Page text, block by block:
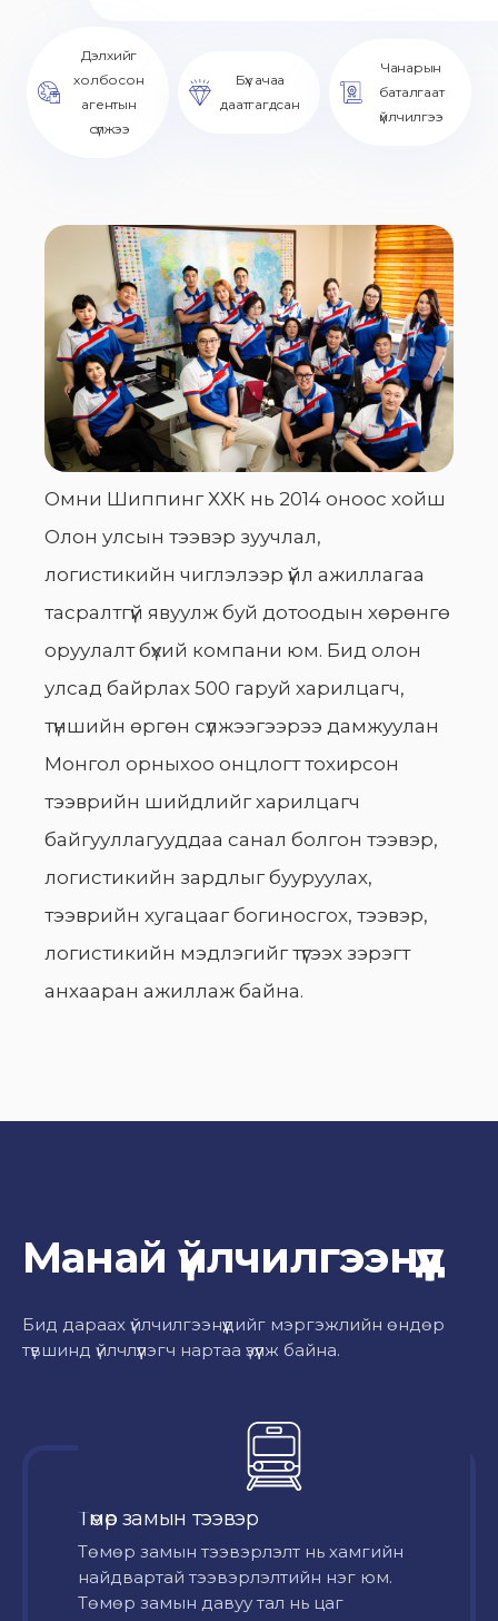
Дэлхийг
холбосон
агентын
сүлжээ
Бүх ачаа
даатгагдсан
Чанарын
баталгаат
үйлчилгээ
Омни Шиппинг ХХК нь 2014 оноос хойш
Олон улсын тээвэр зуучлал,
логистикийн чиглэлээр үйл ажиллагаа
тасралтгүй явуулж буй дотоодын хөрөнгө
оруулалт бүхий компани юм. Бид олон
улсад байрлах 500 гаруй харилцагч,
түншийн өргөн сүлжээгээрээ дамжуулан
Монгол орныхоо онцлогт тохирсон
тээврийн шийдлийг харилцагч
байгууллагууддаа санал болгон тээвэр,
логистикийн зардлыг бууруулах,
тээврийн хугацааг богиносгох, тээвэр,
логистикийн мэдлэгийг түгээх зэрэгт
анхааран ажиллаж байна.
Манай үйлчилгээнүүд
Бид дараах үйлчилгээнүүдийг мэргэжлийн өндөр
түвшинд үйлчлүүлэгч нартаа үзүүлж байна.
Төмөр замын тээвэр
Төмөр замын тээвэрлэлт нь хамгийн
найдвартай тээвэрлэлтийн нэг юм.
Төмөр замын давуу тал нь цаг